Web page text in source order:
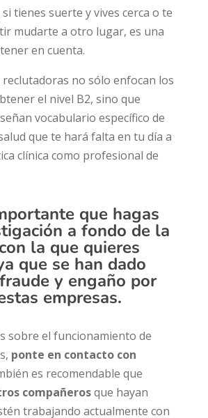
tienes suerte y vives cerca o te
mudarte a otro lugar, es una
en cuenta.
reclutadoras no sólo enfocan los
el nivel B2, sino que
vocabulario específico de
que te hará falta en tu día a
clínica como profesional de
que hagas
a fondo de la
la que quieres
que se han dado
y engaño por
empresas.
sobre el funcionamiento de
ponte en contacto con
es recomendable que
compañerosque hayan
trabajando actualmente con